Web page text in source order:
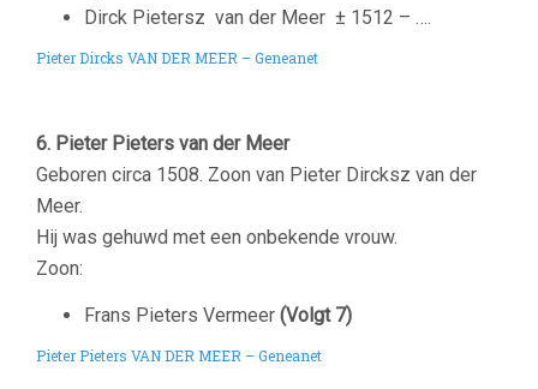
Dirck Pietersz van der Meer ± 1512 – ….
Pieter Dircks VAN DER MEER – Geneanet
6. Pieter Pieters van der Meer
Geboren circa 1508. Zoon van Pieter Dircksz van der
Meer.
Hij was gehuwd met een onbekende vrouw.
Zoon:
Frans Pieters Vermeer (Volgt 7)
Pieter Pieters VAN DER MEER – Geneanet